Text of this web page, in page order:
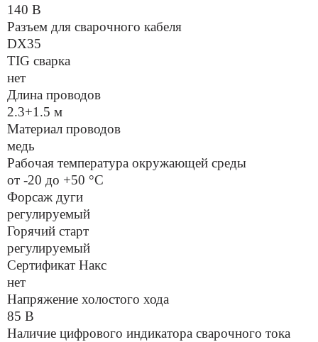
140 В
Разъем для сварочного кабеля
DX35
TIG сварка
нет
Длина проводов
2.3+1.5 м
Материал проводов
медь
Рабочая температура окружающей среды
от -20 до +50 °С
Форсаж дуги
регулируемый
Горячий старт
регулируемый
Сертификат Накс
нет
Напряжение холостого хода
85 В
Наличие цифрового индикатора сварочного тока